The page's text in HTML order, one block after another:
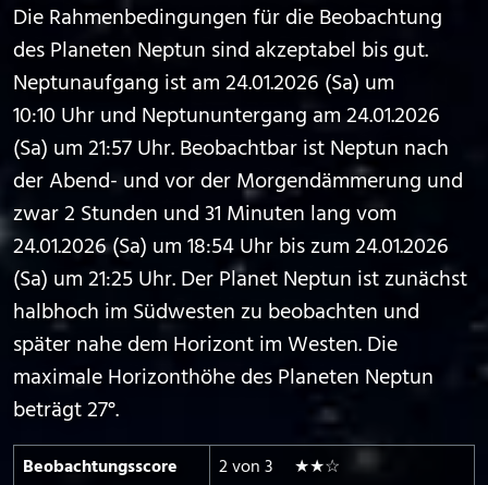
Die Rahmenbedingungen für die Beobachtung
des Planeten Neptun sind akzeptabel bis gut.
Neptunaufgang ist am 24.01.2026 (Sa) um
10:10 Uhr und Neptununtergang am 24.01.2026
(Sa) um 21:57 Uhr. Beobachtbar ist Neptun nach
der Abend- und vor der Morgendämmerung und
zwar 2 Stunden und 31 Minuten lang vom
24.01.2026 (Sa) um 18:54 Uhr bis zum 24.01.2026
(Sa) um 21:25 Uhr. Der Planet Neptun ist zunächst
halbhoch im Südwesten zu beobachten und
später nahe dem Horizont im Westen. Die
maximale Horizonthöhe des Planeten Neptun
beträgt 27°.
Beobachtungs­score
2 von 3 ★★☆